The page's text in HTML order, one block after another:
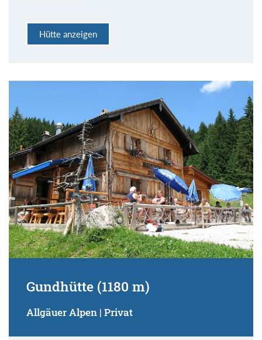
Hütte anzeigen
Gundhütte (1180 m)
Allgäuer Alpen | Privat